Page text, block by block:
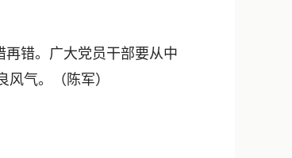
错。广大党员干部要从中
气。（陈军）